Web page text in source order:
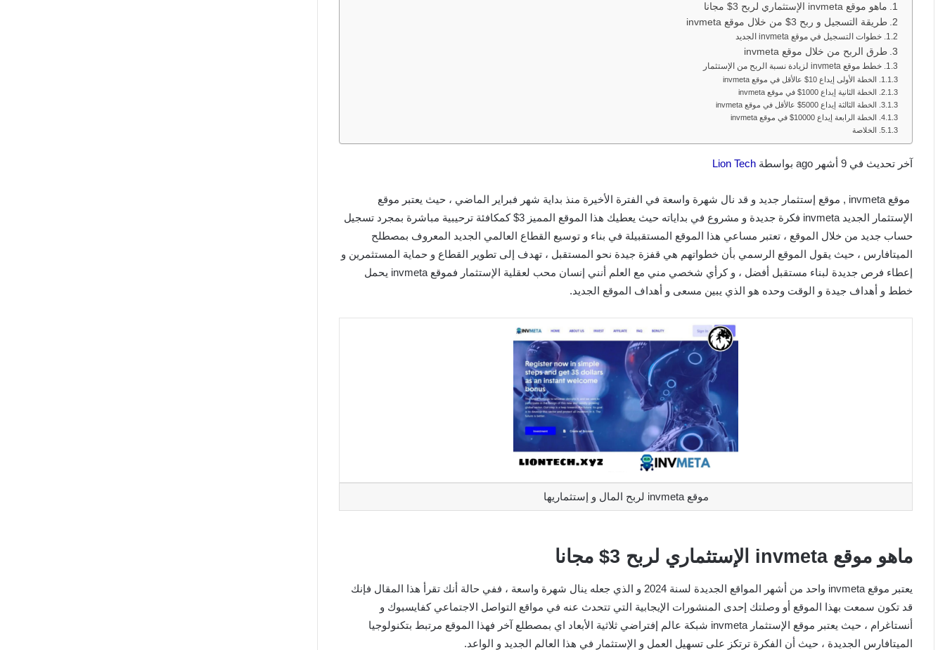
ماهو موقع invmeta الإستثماري لربح 3$ مجانا
طريقة التسجيل و ربح 3$ من خلال موقع invmeta
خطوات التسجيل في موقع invmeta الجديد
طرق الربح من خلال موقع invmeta
خطط موقع invmeta لزيادة نسبة الربح من الإستثمار
الخطة الأولى إيداع 10$ عالأقل في موقع invmeta
الخطة الثانية إيداع 1000$ في موقع invmeta
الخطة الثالثة إيداع 5000$ عالأقل في موقع invmeta
الخطة الرابعة إيداع 10000$ في موقع invmeta
الخلاصة
آخر تحديث في 9 أشهر ago بواسطة Lion Tech
موقع invmeta , موقع إستثمار جديد و قد نال شهرة واسعة في الفترة الأخيرة منذ بداية شهر فبراير الماضي ، حيث يعتبر موقع
الإستثمار الجديد invmeta فكرة جديدة و مشروع في بداياته حيث يعطيك هذا الموقع المميز 3$ كمكافئة ترحيبية مباشرة بمجرد تسجيل
حساب جديد من خلال الموقع ، تعتبر مساعي هذا الموقع المستقبيلة في بناء و توسيع القطاع العالمي الجديد المعروف بمصطلح
الميتافارس ، حيث يقول الموقع الرسمي بأن خطواتهم هي قفزة جيدة نحو المستقبل ، تهدف إلى تطوير القطاع و حماية المستثمرين و
إعطاء فرص جديدة لبناء مستقبل أفضل ، و كرأي شخصي مني مع العلم أنني إنسان محب لعقلية الإستثمار فموقع invmeta يحمل
خطط و أهداف جيدة و الوقت وحده هو الذي يبين مسعى و أهداف الموقع الجديد.
موقع invmeta لربح المال و إستثماريها
ماهو موقع invmeta الإستثماري لربح 3$ مجانا
يعتبر موقع invmeta واحد من أشهر المواقع الجديدة لسنة 2024 و الذي جعله ينال شهرة واسعة ، ففي حالة أنك تقرأ هذا المقال فإنك
قد تكون سمعت بهذا الموقع أو وصلتك إحدى المنشورات الإيجابية التي تتحدث عنه في مواقع التواصل الاجتماعي كفايسبوك و
أنستاغرام ، حيث يعتبر موقع الإستثمار invmeta شبكة عالم إفتراضي ثلاثية الأبعاد اي بمصطلع آخر فهذا الموقع مرتبط بتكنولوجيا
الميتافارس الجديدة ، حيث أن الفكرة ترتكز على تسهيل العمل و الإستثمار في هذا العالم الجديد و الواعد.